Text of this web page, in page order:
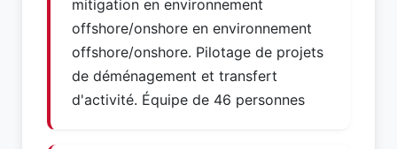
mitigation en environnement
offshore/onshore en environnement
offshore/onshore. Pilotage de projets
de déménagement et transfert
d'activité. Équipe de 46 personnes